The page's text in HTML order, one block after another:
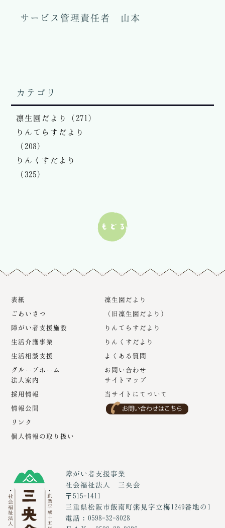
サービス管理責任者 山本
カテゴリ
凛生園だより（271）
りんてらすだより
（208）
りんくすだより
（325）
表紙
ごあいさつ
障がい者支援施設
生活介護事業
生活相談支援
グループホーム
凜生園だより
（旧凜生園だより）
りんてらすだより
りんくすだより
よくある質問
お問い合わせ
法人案内
採用情報
情報公開
リンク
個人情報の取り扱い
サイトマップ
当サイトにてついて
障がい者支援事業
社会福祉法人 三央会
〒515-1411
三重県松阪市飯南町粥見字立梅1249番地の1
電話：0598-32-8028